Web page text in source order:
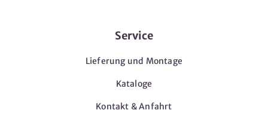
Service
Lieferung und Montage
Kataloge
Kontakt & Anfahrt